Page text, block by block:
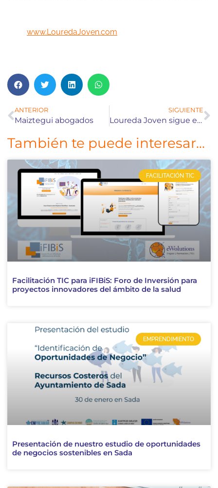
www.LouredaJoven.com
ANTERIOR
Maiztegui abogados
SIGUIENTE
Loureda Joven sigue eWolucionando
También te puede interesar...
FACILITACIÓN TIC
Facilitación TIC para iFIBiS: Foro de Inversión para
proyectos innovadores del ámbito de la salud
EMPRENDIMIENTO
Presentación de nuestro estudio de oportunidades
de negocios sostenibles en Sada